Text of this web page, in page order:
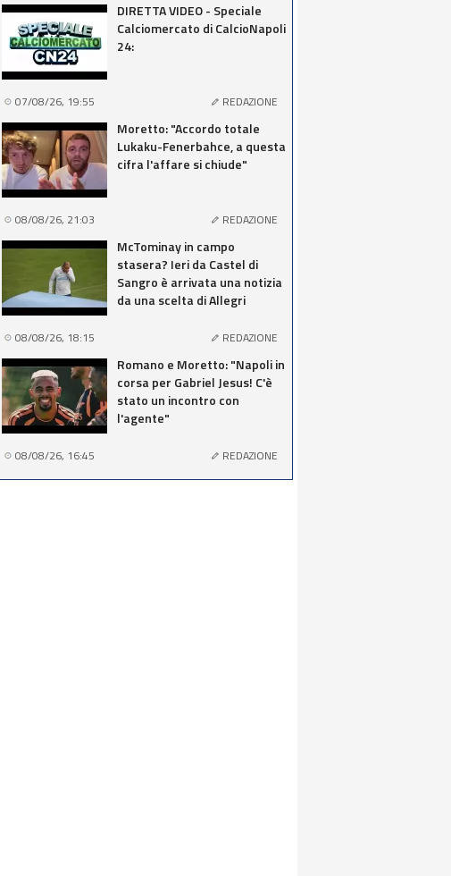
DIRETTA VIDEO - Speciale
Calciomercato di CalcioNapoli
24:
07/08/26, 19:55 REDAZIONE
Moretto: "Accordo totale
Lukaku-Fenerbahce, a questa
cifra l'affare si chiude"
08/08/26, 21:03 REDAZIONE
McTominay in campo
stasera? Ieri da Castel di
Sangro è arrivata una notizia
da una scelta di Allegri
08/08/26, 18:15 REDAZIONE
Romano e Moretto: "Napoli in
corsa per Gabriel Jesus! C'è
stato un incontro con
l'agente"
08/08/26, 16:45 REDAZIONE